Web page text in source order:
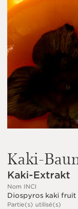
Kaki-
Kaki-Extrakt
Nom INCI
Diospyros kaki
Partie(s) utilisé(s)